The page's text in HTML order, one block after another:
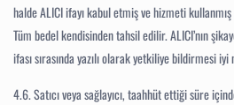
halde ALICI ifayı kabul etmiş ve hizmeti
Tüm bedel kendisinden tahsil edilir. ALICI’nın
ifası sırasında yazılı olarak yetkiliye bildirmesi iyi
4.6.Satıcı veya sağlayıcı, taahhüt ettiği süre